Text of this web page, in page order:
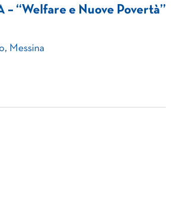
– “Welfare e Nuove Povertà”
Messina